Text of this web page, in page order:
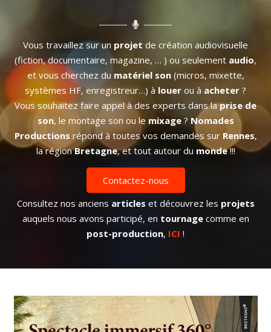
Vous travaillez sur un projet de création audiovisuelle
(fiction, documentaire, magazine, … ) ou seulement audio,
et vous cherchez du matériel son(micros, mixette,
systèmes HF, enregistreur…) à louer ou à acheter ?
Vous souhaitez faire appel à des experts dans laprise de
son, le montage son ou le mixage? Nomades
Productions répond à toutes vos demandes sur Rennes,
la régionBretagne, et tout autour du monde!!!
Contactez-nous
Consultez nos anciens articles et découvrez les projets
auquels nous avons participé, en tournage comme en
post-production, ICI !